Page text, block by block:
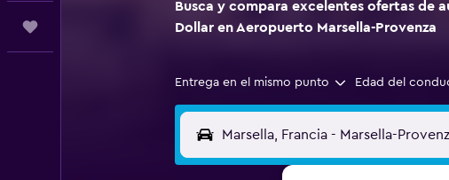
Busca y compara excelentes ofertas de
Dollar en Aeropuerto Marsella-Provenza
Entrega en el mismo punto Edad del